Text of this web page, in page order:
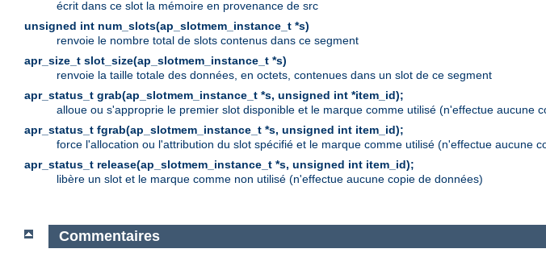
écrit dans ce slot la mémoire en provenance de src
unsigned int num_slots(ap_slotmem_instance_t *s)
renvoie le nombre total de slots contenus dans ce segment
apr_size_t slot_size(ap_slotmem_instance_t *s)
renvoie la taille totale des données, en octets, contenues dans un slot de ce segment
apr_status_t grab(ap_slotmem_instance_t *s, unsigned int *item_id);
alloue ou s'approprie le premier slot disponible et le marque comme utilisé (n'effectue aucune
apr_status_t fgrab(ap_slotmem_instance_t *s, unsigned int item_id);
force l'allocation ou l'attribution du slot spécifié et le marque comme utilisé (n'effectue aucune
apr_status_t release(ap_slotmem_instance_t *s, unsigned int item_id);
libère un slot et le marque comme non utilisé (n'effectue aucune copie de données)
Commentaires